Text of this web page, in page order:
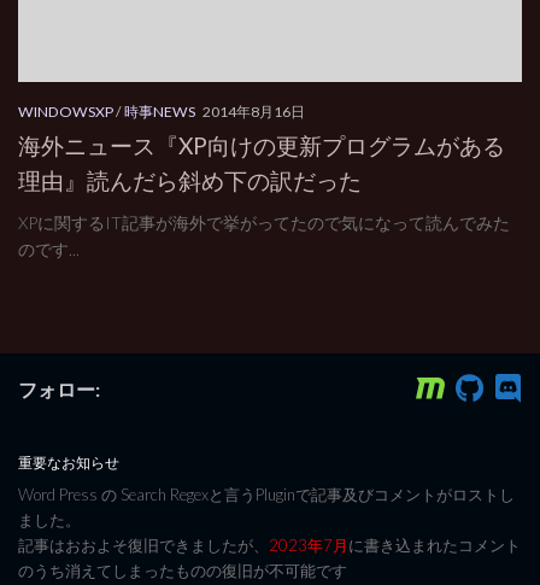
WINDOWSXP/時事NEWS 2014年8月16日
海外ニュース『XP向けの更新プログラムがある
理由』読んだら斜め下の訳だった
XPに関するIT記事が海外で挙がってたので気になって読んでみた
のです...
フォロー:
重要なお知らせ
Word Press の Search Regexと言うPluginで記事及びコメントがロストし
ました。
記事はおおよそ復旧できましたが、 2023年7月に書き込まれたコメント
のうち消えてしまったものの復旧が不可能です